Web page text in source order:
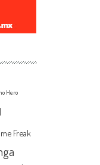
Hero
Freak